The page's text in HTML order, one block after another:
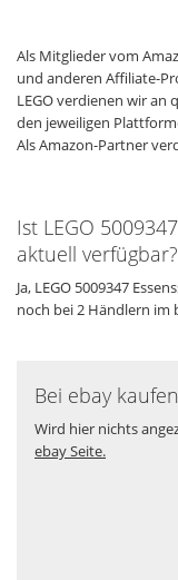
Als Mitglieder vom
und anderen Affiliate-
LEGO verdienen wir an
den jeweiligen
Als Amazon-Partner
Ist LEGO
aktuell verfügbar?
Ja, LEGO 5009347
noch bei 2 Händlern im
Bei ebay
Wird hier nichts
ebay Seite.